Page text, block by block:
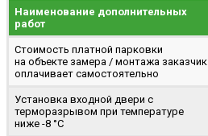
Наименование дополнительных
работ
Стоимость платной парковки
на объекте замера / монтажа заказчик
оплачивает самостоятельно
Установка входной двери с
терморазрывом при температуре
ниже -8 °C